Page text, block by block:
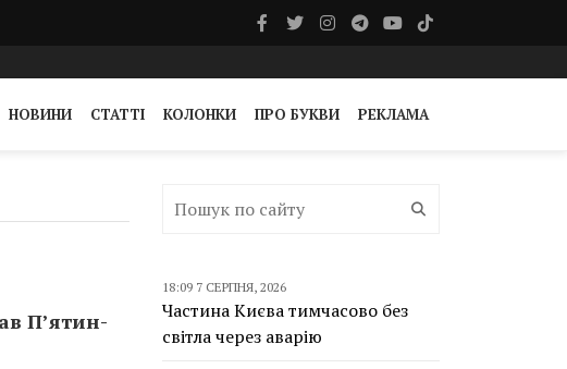
НОВИНИ СТАТТІ КОЛОНКИ ПРО БУКВИ РЕКЛАМА
П’ятин-
18:09 7 СЕРПНЯ, 2026
Частина Києва тимчасово без
світла через аварію